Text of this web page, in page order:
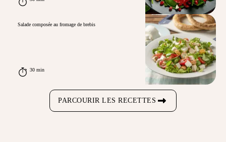
Salade composée au fromage de brebis
30 min
PARCOURIR LES RECETTES